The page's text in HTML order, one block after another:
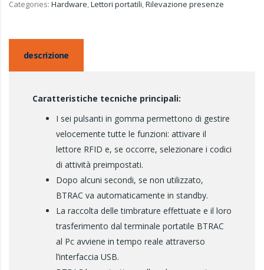
Categories: Hardware,Lettori portatili,Rilevazione presenze
descrizione
Caratteristiche tecniche principali:
I sei pulsanti in gomma permettono di gestire
velocemente tutte le funzioni: attivare il
lettore RFID e, se occorre, selezionare i codici
di attività preimpostati.
Dopo alcuni secondi, se non utilizzato,
BTRAC va automaticamente in standby.
La raccolta delle timbrature effettuate e il loro
trasferimento dal terminale portatile BTRAC
al Pc avviene in tempo reale attraverso
l’interfaccia USB.